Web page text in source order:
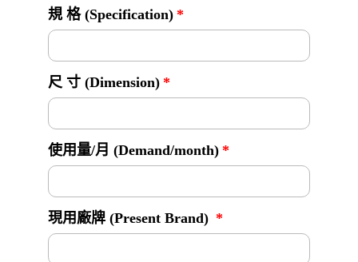
規 格 (Specification)
尺 寸 (Dimension)
使用量/月 (Demand/month)
現用廠牌 (Present Brand)